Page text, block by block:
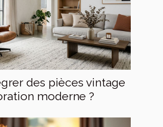
des pièces vintage
moderne ?